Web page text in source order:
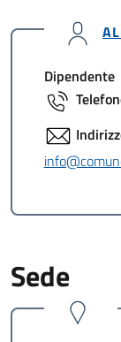
Dipendente
Sede